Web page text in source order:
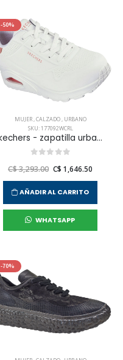
-50%
MUJER,CALZADO, URBANO
SKU: 177092WCRL
skechers - zapatilla urbana uno - pop back para mujer
C$ 3,293.00 C$ 1,646.50
AÑADIR AL CARRITO
WHATSAPP
-70%